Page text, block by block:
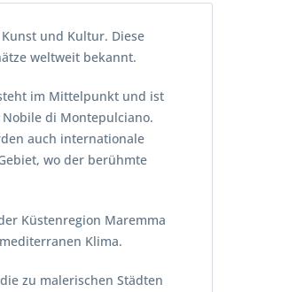
und Kultur. Diese
weltweit bekannt.
im Mittelpunkt und ist
di Montepulciano.
auch internationale
wo der berühmte
Küstenregion Maremma
Klima.
zu malerischen Städten